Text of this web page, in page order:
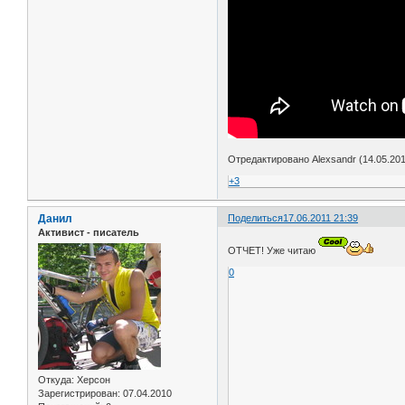
Отредактировано Alexsandr
+3
Поделиться17.06.2011 21:39
Данил
Активист - писатель
Откуда: Херсон
Зарегистрирован: 07.04.2010
ОТЧЕТ! Уже читаю
0